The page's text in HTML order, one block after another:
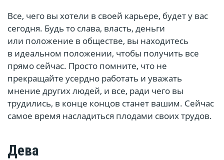
Все, чего вы хотели в своей карьере, будет у вас
сегодня. Будь то слава, власть, деньги
или положение в обществе, вы находитесь
в идеальном положении, чтобы получить все
прямо сейчас. Просто помните, что не
прекращайте усердно работать и уважать
мнение других людей, и все, ради чего вы
трудились, в конце концов станет вашим. Сейчас
самое время насладиться плодами своих трудов.
Дева